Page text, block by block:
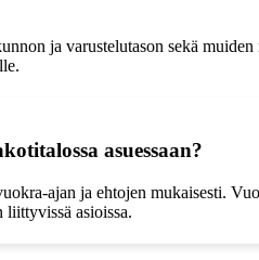
ja varustelutason sekä
asuessaan?
ajan ja ehtojen mukaisesti.
asioissa.